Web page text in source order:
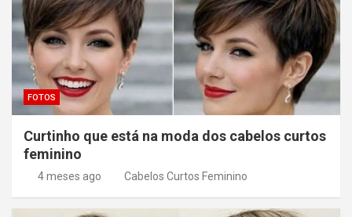
o
s
t
FOTOS
Curtinho que está na moda dos cabelos curtos
feminino
4 meses ago Cabelos Curtos Feminino